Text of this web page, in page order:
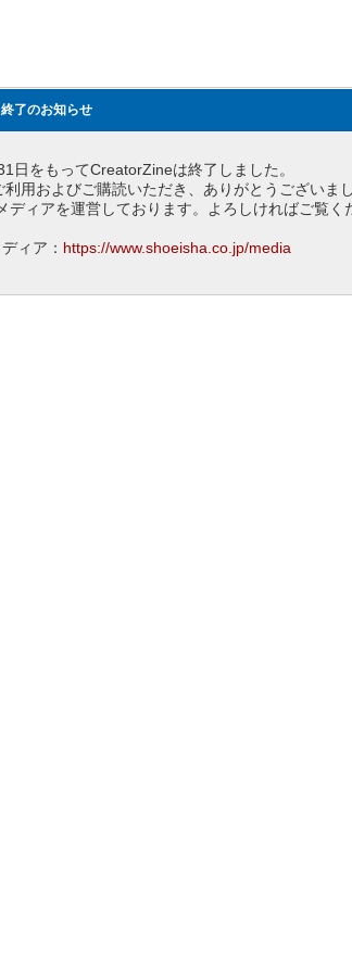
了のお知らせ
日をもってCreatorZineは終了しました。
用およびご購読いただき、ありがとうございまし
ィアを運営しております。よろしければご覧く
ィア： https://www.shoeisha.co.jp/media